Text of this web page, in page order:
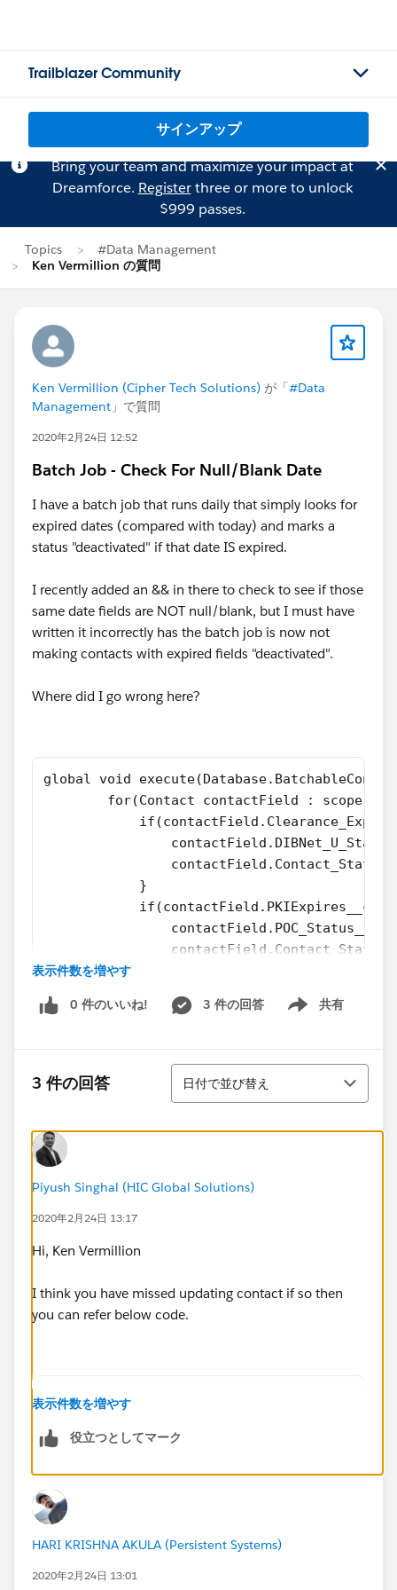
Trailblazer Community
サインアップ
Bring your team and maximize your impact at
Dreamforce. Registerthree or more to unlock
$999 passes.
Topics
#Data Management
Ken Vermillion の質問
Ken Vermillion (Cipher Tech Solutions) が「#Data
Management 」で質問
2020年2月24日 12:52
Batch Job - Check For Null/Blank Date
I have a batch job that runs daily that simply looks for
expired dates (compared with today) and marks a
status "deactivated" if that date IS expired.
I recently added an && in there to check to see if those
same date fields are NOT null/blank, but I must have
written it incorrectly has the batch job is now not
making contacts with expired fields "deactivated".
Where did I go wrong here?
global void
        for(Contact contactField : scope){
            }
if(contactField.PKIExpires__c
contactField.POC_Status__c
            }
        }
表示件数を増やす
0 件のいいね! 3 件の回答 共有
Show menu
3 件の回答
並び替え
日付で並び替え
Piyush Singhal (HIC Global Solutions)
2020年2月24日 13:17
Hi, Ken Vermillion
I think you have missed updating contact if so then
you can refer below code.
global void
for(Contact contactField : scope){
            }
if(contactField.PKIExpires__c
表示件数を増やす
役立つとしてマーク
HARI KRISHNA AKULA (Persistent Systems)
2020年2月24日 13:01